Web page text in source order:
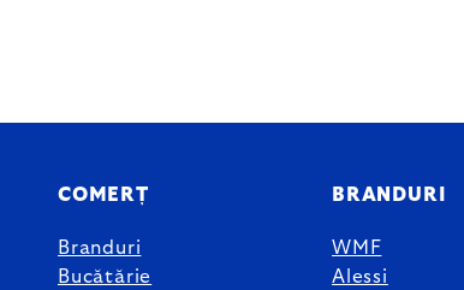
COMERȚ
Branduri
Bucătărie
BRANDURI
WMF
Alessi